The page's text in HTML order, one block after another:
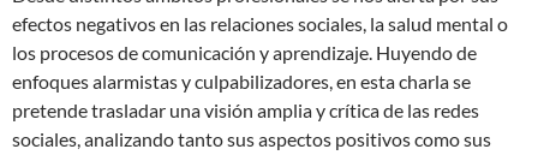
efectos negativos en las relaciones sociales, la salud mental o
los procesos de comunicación y aprendizaje. Huyendo de
enfoques alarmistas y culpabilizadores, en esta charla se
pretende trasladar una visión amplia y crítica de las redes
sociales, analizando tanto sus aspectos positivos como sus